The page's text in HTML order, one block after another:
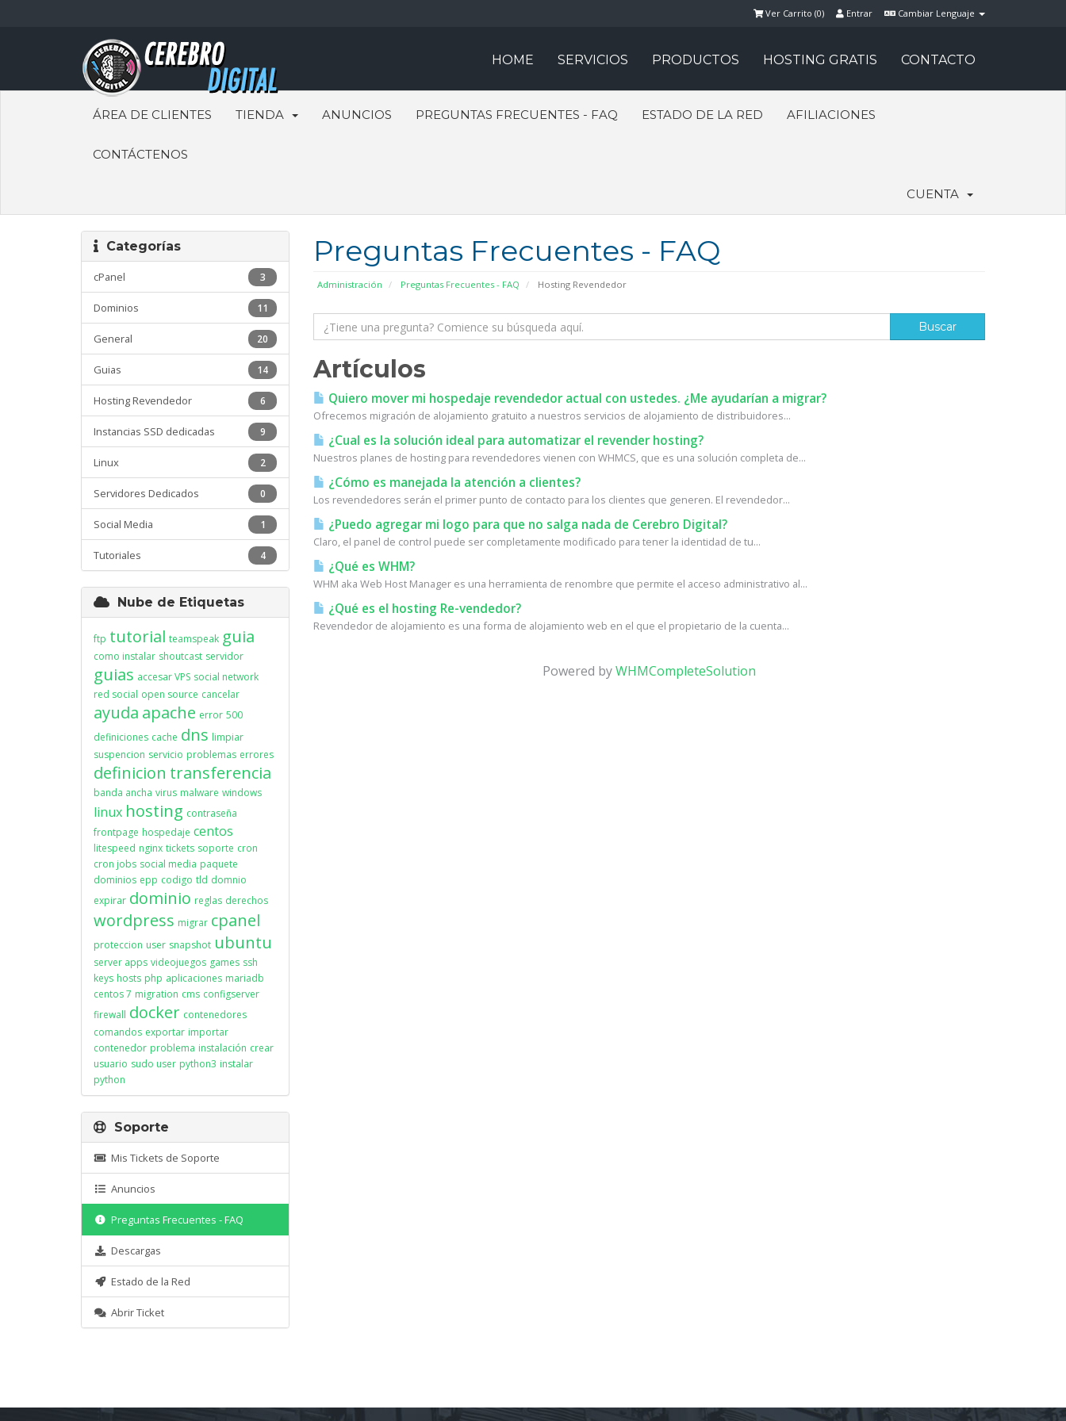
Cambiar Lenguaje
Entrar
Ver Carrito (0)
HOME SERVICIOS PRODUCTOS HOSTING GRATIS CONTACTO
ÁREA DE CLIENTES TIENDA ANUNCIOS PREGUNTAS FRECUENTES - FAQ ESTADO DE LA RED AFILIACIONES
CONTÁCTENOS
CUENTA
Preguntas Frecuentes - FAQ
Administración Preguntas Frecuentes - FAQ Hosting Revendedor
Categorías
3
cPanel
11
Dominios
20
General
14
Guias
6
Hosting Revendedor
9
Instancias SSD dedicadas
2
Linux
0
Servidores Dedicados
1
Social Media
4
Tutoriales
Artículos
Quiero mover mi hospedaje revendedor actual con ustedes. ¿Me ayudarían a migrar?
Ofrecemos migración de alojamiento gratuito a nuestros servicios de alojamiento de distribuidores...
¿Cual es la solución ideal para automatizar el revender hosting?
Nuestros planes de hosting para revendedores vienen con WHMCS, que es una solución completa de...
¿Cómo es manejada la atención a clientes?
Los revendedores serán el primer punto de contacto para los clientes que generen. El revendedor...
¿Puedo agregar mi logo para que no salga nada de Cerebro Digital?
Claro, el panel de control puede ser completamente modificado para tener la identidad de tu...
¿Qué es WHM?
WHM aka Web Host Manager es una herramienta de renombre que permite el acceso administrativo al...
¿Qué es el hosting Re-vendedor?
Revendedor de alojamiento es una forma de alojamiento web en el que el propietario de la cuenta...
Powered byWHMCompleteSolution
Nube de Etiquetas
ftp tutorial teamspeak guia
como instalar shoutcast servidor
guias accesar VPS social network
red social open source cancelar
ayuda apache error 500
definiciones cache dns limpiar
suspencion servicio problemas errores
definicion transferencia
banda ancha virus malware windows
linux hosting contraseña
frontpage hospedaje centos
litespeed nginx tickets soporte cron
cron jobs social media paquete
dominios epp codigo tld domnio
expirar dominio reglas derechos
wordpress migrar cpanel
proteccion user snapshot ubuntu
server apps videojuegos games ssh
keys hosts php aplicaciones mariadb
centos 7 migration cms configserver
firewall docker contenedores
comandos exportar importar
contenedor problema instalación crear
usuario sudo user python3 instalar
python
Soporte
Mis Tickets de Soporte
Anuncios
Preguntas Frecuentes - FAQ
Descargas
Estado de la Red
Abrir Ticket